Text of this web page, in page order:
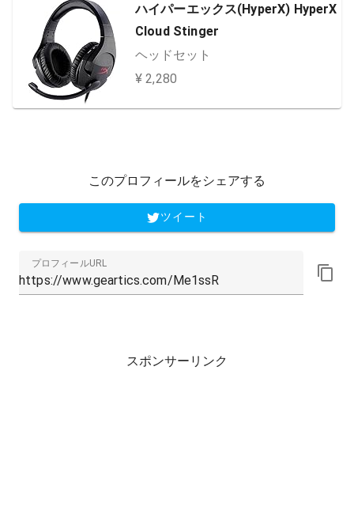
ハイパーエックス(HyperX) HyperX
Cloud Stinger
ヘッドセット
¥ 2,280
このプロフィールをシェアする
ツイート
プロフィールURL
スポンサーリンク